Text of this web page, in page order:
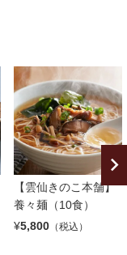
【雲仙きのこ本舗】
養々麺（10食）
¥5,800 （税込）